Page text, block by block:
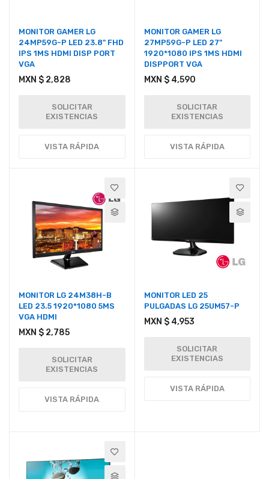
MONITOR GAMER LG
24MP59G-P LED 23.8" FHD
IPS 1MS HDMI DISP PORT
VGA
MXN $ 2,828
SOLICITAR
EXISTENCIAS
VISTA RÁPIDA
MONITOR GAMER LG
27MP59G-P LED 27"
1920*1080 IPS 1MS HDMI
DISPPORT VGA
MXN $ 4,590
SOLICITAR
EXISTENCIAS
VISTA RÁPIDA
MONITOR LG 24M38H-B
LED 23.5 1920*1080 5MS
VGA HDMI
MXN $ 2,785
SOLICITAR
EXISTENCIAS
VISTA RÁPIDA
MONITOR LED 25
PULGADAS LG 25UM57-P
MXN $ 4,953
SOLICITAR
EXISTENCIAS
VISTA RÁPIDA